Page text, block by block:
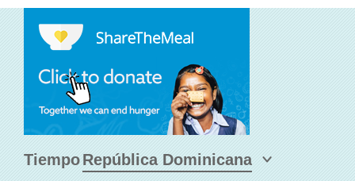
Tiempo